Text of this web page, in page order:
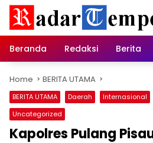
Skip
content
Beranda
Redaksi Berita
Home BERITA UTAMA
BERITA UTAMA Daerah Internasional
Uncategorized
Kapolres Pulang